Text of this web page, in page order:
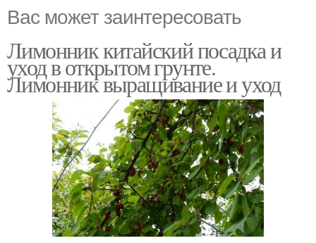
Вас может заинтересовать
Лимонник китайский посадка и
уход в открытом грунте.
Лимонник выращивание и уход